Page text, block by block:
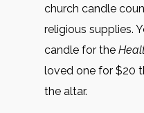
church candle
religious supplies.
candle for the
loved one for $20
the altar.